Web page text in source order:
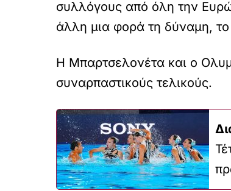
συλλόγους από όλη την
άλλη μια φορά τη δύναμη, το
Η Μπαρτσελονέτα και ο
συναρπαστικούς τελικούς.